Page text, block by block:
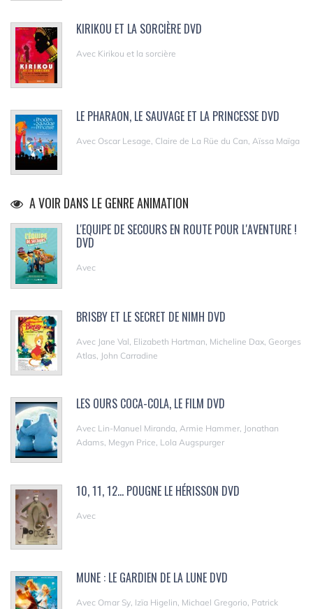
KIRIKOU ET LA SORCIÈRE DVD
Avec Kirikou et la sorcière
LE PHARAON, LE SAUVAGE ET LA PRINCESSE DVD
Avec Oscar Lesage, Claire de La Rüe du Can, Aïssa Maïga
A VOIR DANS LE GENRE ANIMATION
L'EQUIPE DE SECOURS EN ROUTE POUR L'AVENTURE !
DVD
Avec
BRISBY ET LE SECRET DE NIMH DVD
Avec Jane Val, Elizabeth Hartman, Micheline Dax, Georges
Atlas, John Carradine
LES OURS COCA-COLA, LE FILM DVD
Avec Lin-Manuel Miranda, Armie Hammer, Jonathan
Adams, Megyn Price, Lola Augspurger
10, 11, 12... POUGNE LE HÉRISSON DVD
Avec
MUNE : LE GARDIEN DE LA LUNE DVD
Avec Omar Sy, Izïa Higelin, Michael Gregorio, Patrick